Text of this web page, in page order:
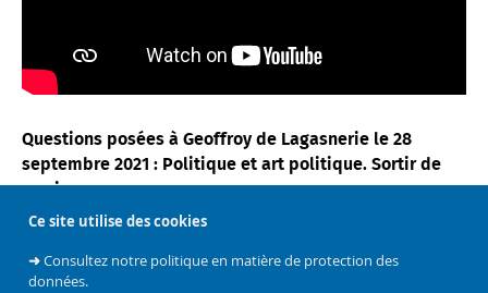
Ce site utilise des cookies
➜Consultez notre politique en matière de protection des
données.
Questions posées à Geoffroy de Lagasnerie le 28
septembre 2021 : Politique et art politique. Sortir de
nos impasses